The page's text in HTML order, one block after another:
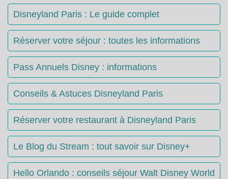
Disneyland Paris : Le guide complet
Réserver votre séjour : toutes les informations
Pass Annuels Disney : informations
Conseils & Astuces Disneyland Paris
Réserver votre restaurant à Disneyland Paris
Le Blog du Stream : tout savoir sur Disney+
Hello Orlando : conseils séjour Walt Disney World